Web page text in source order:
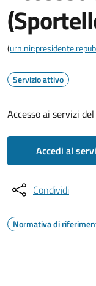
(
Servizio attivo
Accesso ai servizi
Accedi al
Condividi
Normativa di